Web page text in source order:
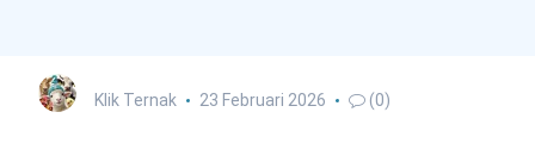
Klik Ternak 23 Februari 2026 (0)